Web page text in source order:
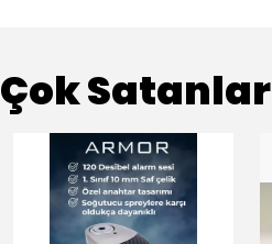
Çok Satanlar